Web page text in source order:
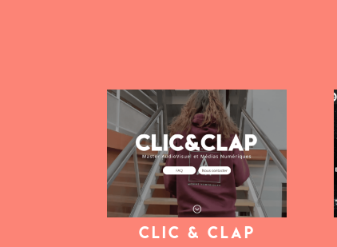
Clic & Clap